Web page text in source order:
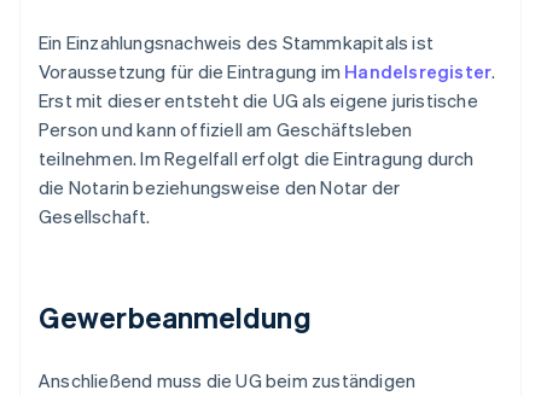
Ein Einzahlungsnachweis des Stammkapitals ist
Voraussetzung für die Eintragung im Handelsregister.
Erst mit dieser entsteht die UG als eigene juristische
Person und kann offiziell am Geschäftsleben
teilnehmen. Im Regelfall erfolgt die Eintragung durch
die Notarin beziehungsweise den Notar der
Gesellschaft.
Gewerbeanmeldung
Anschließend muss die UG beim zuständigen